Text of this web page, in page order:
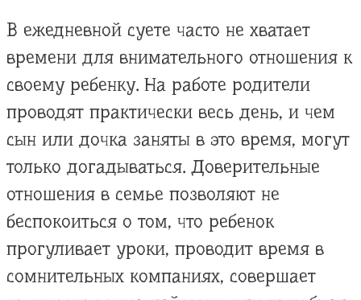
В ежедневной суете часто не хватает
времени для внимательного отношения к
своему ребенку. На работе родители
проводят практически весь день, и чем
сын или дочка заняты в это время, могут
только догадываться. Доверительные
отношения в семье позволяют не
беспокоиться о том, что ребенок
прогуливает уроки, проводит время в
сомнительных компаниях, совершает